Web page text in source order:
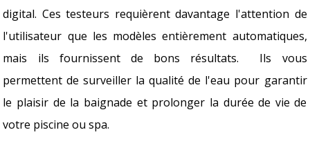
digital. Ces testeurs requièrent davantage l'attention de
l'utilisateur que les modèles entièrement automatiques,
mais ils fournissent de bons résultats.
Ils vous
permettent de surveiller la qualité de l'eau pour garantir
le plaisir de la baignade et prolonger la durée de vie de
votre piscine ou spa.